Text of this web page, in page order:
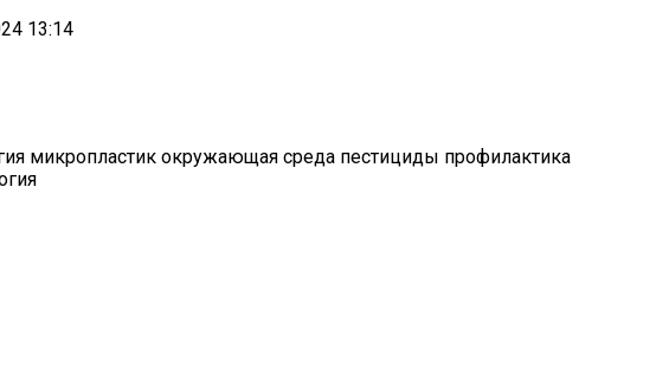
13:14
микропластик окружающая среда пестициды профилактика